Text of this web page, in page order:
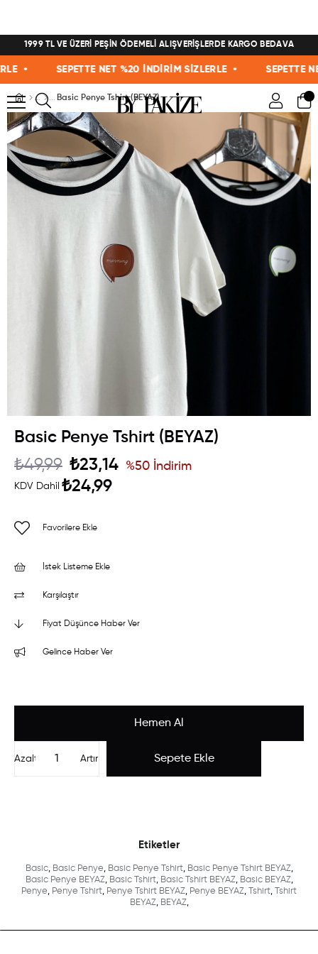
1999 TL VE ÜZERİ PEŞİN ÖDEMELİ ALIŞVERİŞLERDE KARGO BEDAVA
• SEPETTE NET %20 İNDİRİM SİZLERLE • SEPETTE
Basic Penye Tshirt (BEYAZ)
Basic Penye Tshirt (BEYAZ)
₺49,99 ₺23,14
KDV Dahil ₺24,99
%50 İndirim
Favorilere Ekle
İstek Listeme Ekle
Karşılaştır
Fiyat Düşünce Haber Ver
Gelince Haber Ver
Artır
Azalt
Etiketler
Basic, Basic Penye, Basic Penye Tshirt, Basic Penye Tshirt BEYAZ,
Basic Penye BEYAZ, Basic Tshirt, Basic Tshirt BEYAZ, Basic BEYAZ,
Penye, Penye Tshirt, Penye Tshirt BEYAZ, Penye BEYAZ, Tshirt, Tshirt
BEYAZ, BEYAZ,